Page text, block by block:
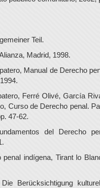
Teil.
Madrid, 1998.
Manual de Derecho
Ferré Olivé, García
Curso de Derecho penal.
47-62.
del Derecho
indígena, Tirant lo
Berücksichtigung